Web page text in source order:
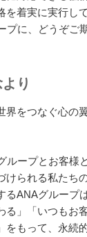
着実に実行し
に、どうぞご
り
界をつなぐ心の
ループとお客様
けられる私たち
るANAグループ
る」「いつもお
をもって、永続